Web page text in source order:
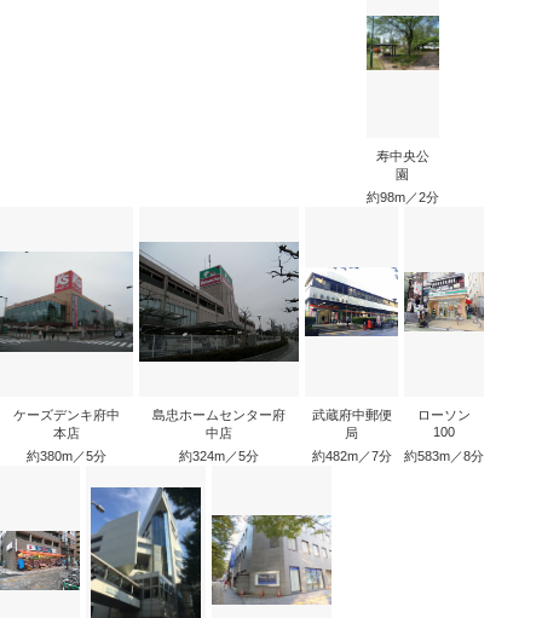
寿中央公
園
約98m／2分
ケーズデンキ府中
本店
約380m／5分
島忠ホームセンター府
中店
約324m／5分
武蔵府中郵便
局
約482m／7分
ローソン
100
約583m／8分